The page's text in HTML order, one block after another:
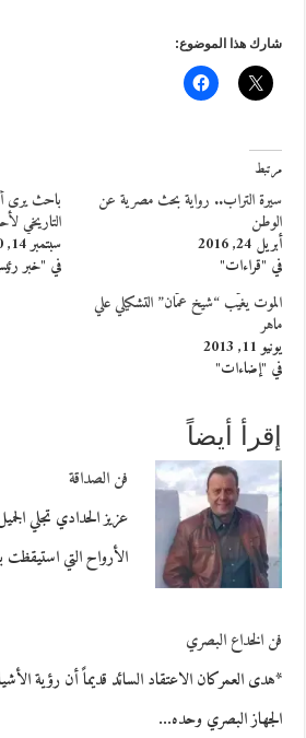
شارك هذا الموضوع:
مرتبط
سيرة التراب.. رواية بحث مصرية عن
الوطن
أبريل 24, 2016
في "قراءات"
باحث يرى
التاريخي
سبتمبر 14, 2020
في "خبر
الموت يغيّب “شيخ عمّان” التشكيلي علي
ماهر
يونيو 11, 2013
في "إضاءات"
إقرأ أيضاً
فن الصداقة
عزيز الحدادي تجلي
الأرواح التي
فن الخداع البصري
*هدى العمركان الاعتقاد السائد قديماً أن رؤية
الجهاز البصري وحده…